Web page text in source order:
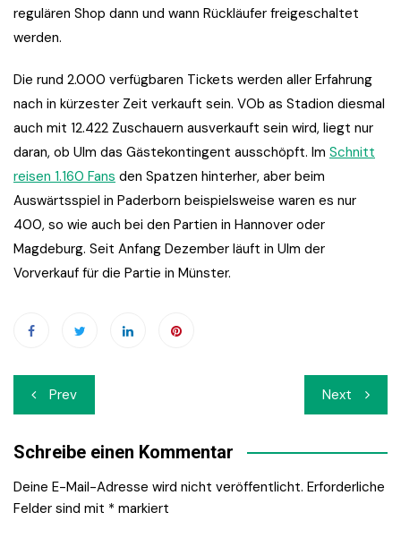
regulären Shop dann und wann Rückläufer freigeschaltet
werden.
Die rund 2.000 verfügbaren Tickets werden aller Erfahrung
nach in kürzester Zeit verkauft sein. VOb as Stadion diesmal
auch mit 12.422 Zuschauern ausverkauft sein wird, liegt nur
daran, ob Ulm das Gästekontingent ausschöpft. Im Schnitt
reisen 1.160 Fans den Spatzen hinterher, aber beim
Auswärtsspiel in Paderborn beispielsweise waren es nur
400, so wie auch bei den Partien in Hannover oder
Magdeburg. Seit Anfang Dezember läuft in Ulm der
Vorverkauf für die Partie in Münster.
Beitrags-
Navigation
Prev Next
Schreibe einen Kommentar
Deine E-Mail-Adresse wird nicht veröffentlicht. Erforderliche
Felder sind mit * markiert